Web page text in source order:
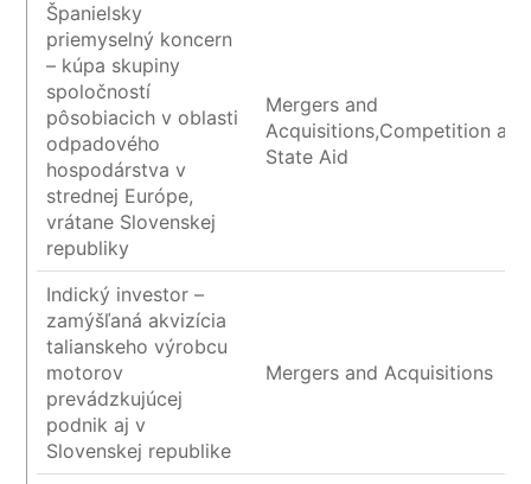
Španielsky
priemyselný koncern
– kúpa skupiny
spoločností
pôsobiacich v oblasti
odpadového
hospodárstva v
strednej Európe,
vrátane Slovenskej
republiky
Mergers and
Acquisitions,Competition and
State Aid
Indický investor –
zamýšľaná akvizícia
talianskeho výrobcu
motorov
prevádzkujúcej
podnik aj v
Slovenskej republike
Mergers and Acquisitions